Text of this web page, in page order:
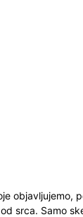
objavljujemo,
srca. Samo